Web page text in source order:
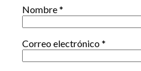
Nombre*
Correo electrónico*